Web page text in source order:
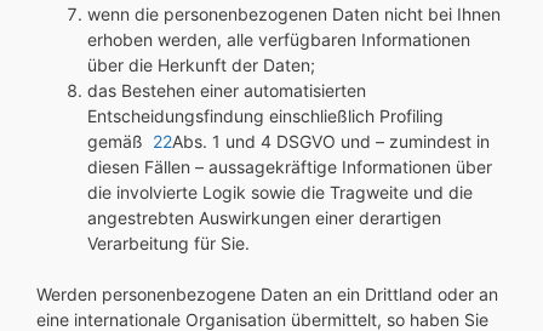
wenn die personenbezogenen Daten nicht bei Ihnen
erhoben werden, alle verfügbaren Informationen
über die Herkunft der Daten;
das Bestehen einer automatisierten
Entscheidungsfindung einschließlich Profiling
gemäß 22Abs. 1 und 4 DSGVO und – zumindest in
diesen Fällen – aussagekräftige Informationen über
die involvierte Logik sowie die Tragweite und die
angestrebten Auswirkungen einer derartigen
Verarbeitung für Sie.
Werden personenbezogene Daten an ein Drittland oder an
eine internationale Organisation übermittelt, so haben Sie